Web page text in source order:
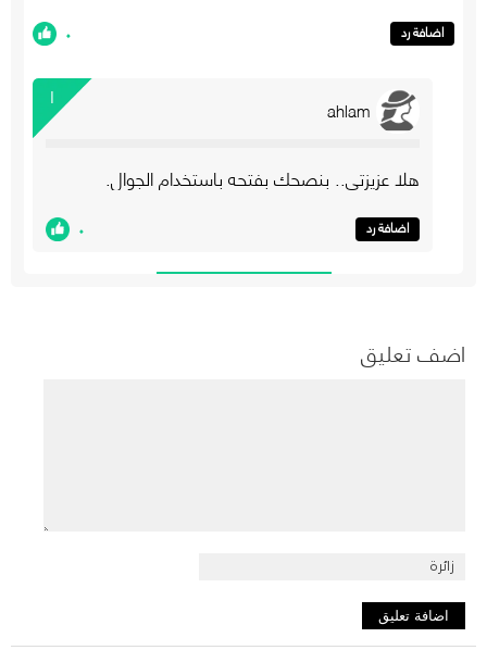
اضافة رد ٠
١ ahlam
هلا عزيزتي.. بنصحك بفتحه باستخدام الجوال.
اضافة رد ٠
اضف تعليق